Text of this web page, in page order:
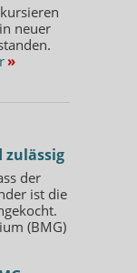
neuer
»
zulässig
der
ist die
(BMG)